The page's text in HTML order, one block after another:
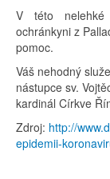
V této nelehké
ochránkyni z
pomoc.
Váš nehodný
nástupce sv.
kardinál Církve
Zdroj: http://
epidemii-